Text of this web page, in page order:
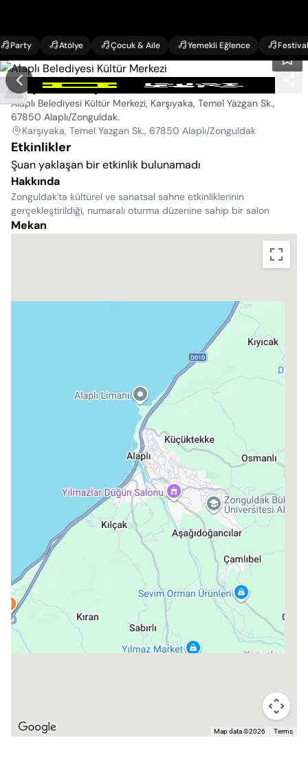
Party Atölye Çocuk & Aile Yemekli Eğlence Festival
Alaplı Belediyesi Kültür Merkezi
Alaplı Belediyesi Kültür Merkezi, Karşıyaka, Temel Yazgan Sk.,
67850 Alaplı/Zonguldak.
Karşıyaka, Temel Yazgan Sk., 67850 Alaplı/Zonguldak
Etkinlikler
Şuan yaklaşan bir etkinlik bulunamadı
Hakkında
Zonguldak'ta kültürel ve sanatsal sahne etkinliklerinin
gerçekleştirildiği, numaralı oturma düzenine sahip bir salon
Mekan
Map data ©2026 Terms